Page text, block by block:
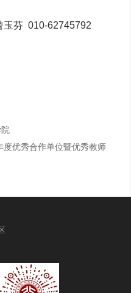
芬 010-62745792
度优秀合作单位暨优秀教师